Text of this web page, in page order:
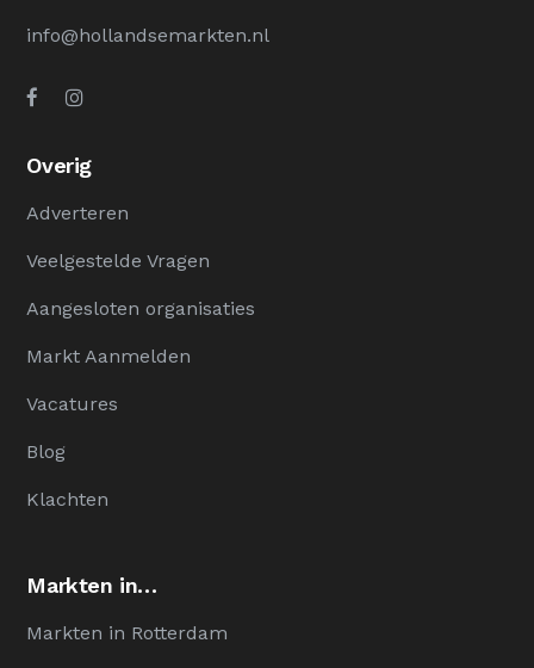
info@hollandsemarkten.nl
Overig
Adverteren
Veelgestelde Vragen
Aangesloten organisaties
Markt Aanmelden
Vacatures
Blog
Klachten
Markten in…
Markten in Rotterdam